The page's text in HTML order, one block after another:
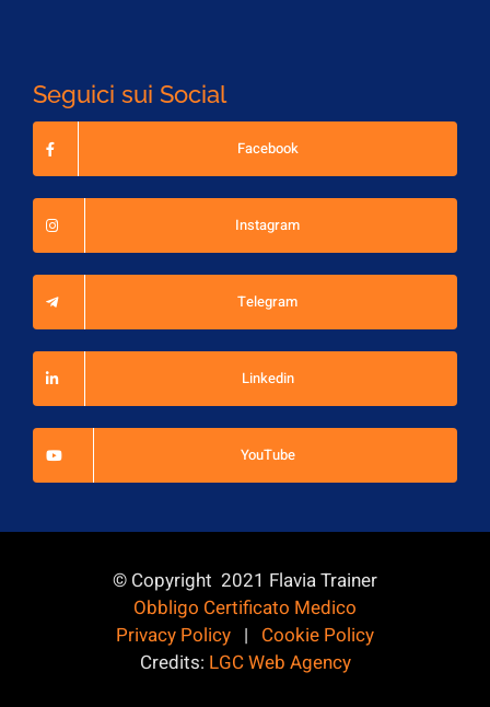
Seguici sui Social
Facebook
Instagram
Telegram
Linkedin
YouTube
© Copyright 2021 Flavia Trainer
Obbligo Certificato Medico
Privacy Policy | Cookie Policy
Credits: LGC Web Agency